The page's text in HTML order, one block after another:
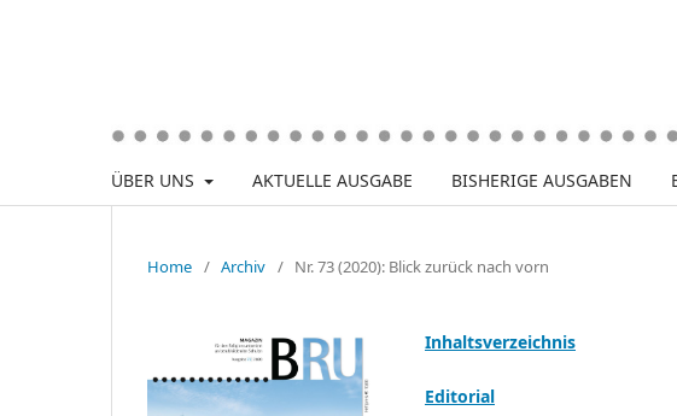
ÜBER UNS AKTUELLE AUSGABE BISHERIGE AUSGABEN
Home / Archiv / Nr. 73 (2020): Blick zurück nach vorn
Inhaltsverzeichnis
Editorial